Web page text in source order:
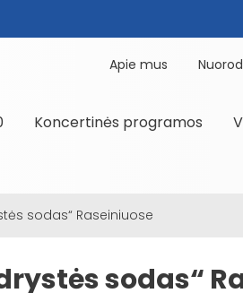
Apie mus
Koncertinės programos
sodas“ Raseiniuose
sodas“